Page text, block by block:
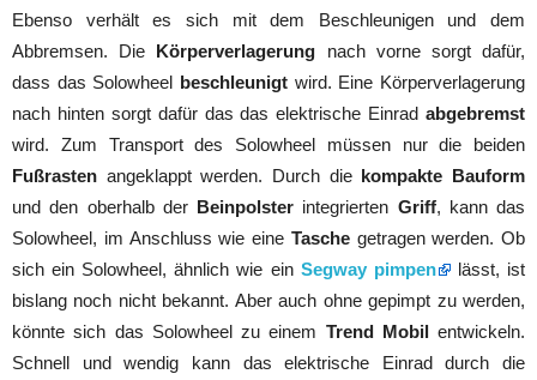
Ebenso verhält es sich mit dem Beschleunigen und dem
Abbremsen. Die Körperverlagerung nach vorne sorgt dafür,
dass das Solowheel beschleunigt wird. Eine Körperverlagerung
nach hinten sorgt dafür das das elektrische Einrad abgebremst
wird. Zum Transport des Solowheel müssen nur die beiden
Fußrasten angeklappt werden. Durch die kompakte Bauform
und den oberhalb der Beinpolster integrierten Griff, kann das
Solowheel, im Anschluss wie eine Tasche getragen werden. Ob
sich ein Solowheel, ähnlich wie ein Segway pimpen
lässt, ist
bislang noch nicht bekannt. Aber auch ohne gepimpt zu werden,
könnte sich das Solowheel zu einem Trend Mobilentwickeln.
Schnell und wendig kann das elektrische Einrad durch die